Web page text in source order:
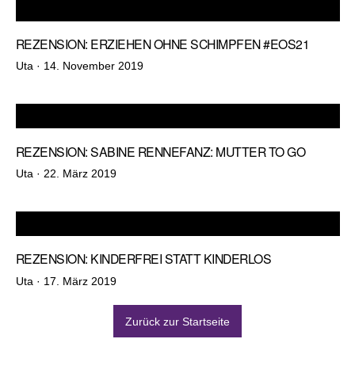
REZENSION: ERZIEHEN OHNE SCHIMPFEN #EOS21
Uta · Veröffentlicht
14. November 2019
REZENSION: SABINE RENNEFANZ: MUTTER TO GO
Uta · Veröffentlicht
22. März 2019
REZENSION: KINDERFREI STATT KINDERLOS
Uta · Veröffentlicht
17. März 2019
Zurück zur Startseite